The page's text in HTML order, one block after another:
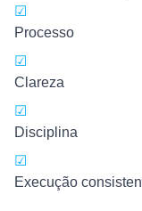
☑
Processo
☑
Clareza
☑
Disciplina
☑
Execução